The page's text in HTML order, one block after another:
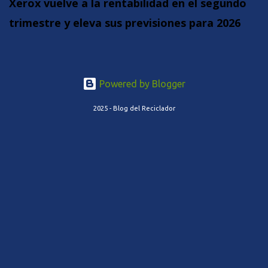
Xerox vuelve a la rentabilidad en el segundo
trimestre y eleva sus previsiones para 2026
Powered by Blogger
2025 - Blog del Reciclador